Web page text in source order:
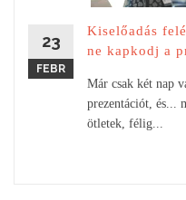
23
FEBR
Kiselőadás
ne kapkodj a
Már csak két nap
prezentációt, és...
ötletek, félig...